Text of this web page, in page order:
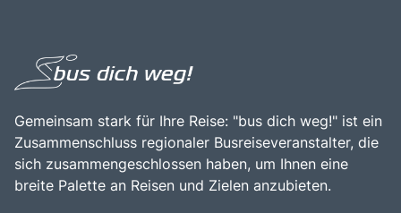
genießen. Die Kombination aus beeindruckenden
Landschaften, vielfältigen Freizeitmöglichkeiten und der
Möglichkeit, die Kultur und Geschichte der Region zu
unverzichtbaren Ziel für Reisende.
Freizeitmöglichkeiten und der Möglichkeit, die Kultur und
Geschichte der Region zu erleben, macht den
Reisende, die die Schönheit und Vielfalt dieser
einzigartigen norwegischen Landschaft entdecken
möchten.
Gemeinsam stark für Ihre Reise: "bus dich weg!" ist ein
Zusammenschluss regionaler Busreiseveranstalter, die
sich zusammengeschlossen haben, um Ihnen eine
breite Palette an Reisen und Zielen anzubieten.